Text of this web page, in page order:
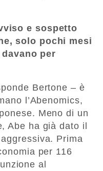
e sospetto
solo pochi mesi
per
Bertone – è
l’Abenomics,
Meno di un
Abe ha già dato il
Prima
per 116
al